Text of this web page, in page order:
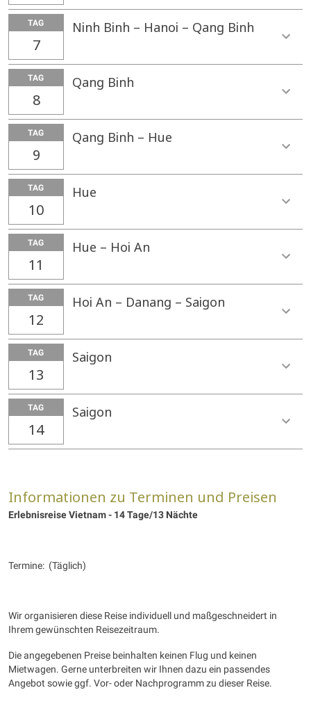
TAG
7
Ninh Binh – Hanoi – Qang Binh
TAG
8
Qang Binh
TAG
9
Qang Binh – Hue
TAG
10
Hue
TAG
11
Hue – Hoi An
TAG
12
Hoi An – Danang – Saigon
TAG
13
Saigon
TAG
14
Saigon
Informationen zu Terminen und Preisen
Erlebnisreise Vietnam - 14 Tage/13 Nächte
Termine: (Täglich)
Wir organisieren diese Reise individuell und maßgeschneidert in
Ihrem gewünschten Reisezeitraum.
Die angegebenen Preise beinhalten keinen Flug und keinen
Mietwagen. Gerne unterbreiten wir Ihnen dazu ein passendes
Angebot sowie ggf. Vor- oder Nachprogramm zu dieser Reise.